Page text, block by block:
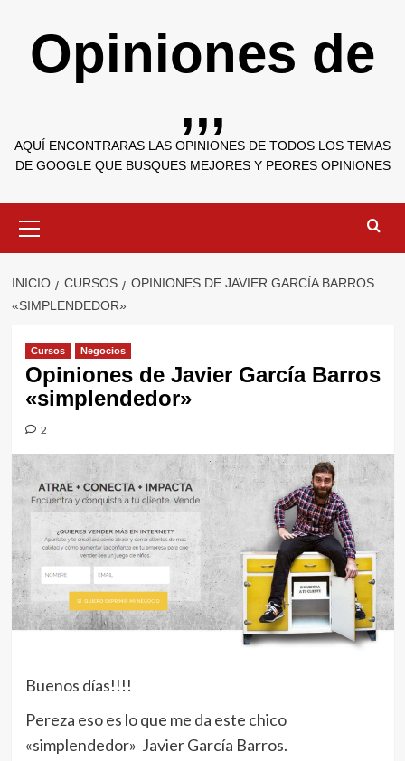
contenidoOpiniones de
,,,
AQUÍ ENCONTRARAS LAS OPINIONES DE TODOS LOS TEMAS
DE GOOGLE QUE BUSQUES MEJORES Y PEORES OPINIONES
primario
INICIO CURSOS
OPINIONES DE JAVIER GARCÍA BARROS
«SIMPLENDEDOR»
Cursos Negocios
Opiniones de Javier García Barros
«simplendedor»
2
Buenos días!!!!
Pereza eso es lo que me da este chico
«simplendedor» Javier García Barros.